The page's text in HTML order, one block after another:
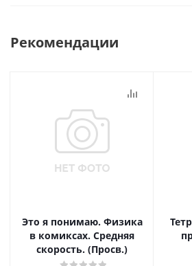
Рекомендации
Это я понимаю. Физика
в комиксах. Средняя
скорость. (Просв.)